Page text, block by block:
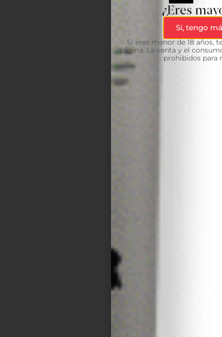
¿Eres
Sí, tengo
Si eres menor de 18 años,
página. La venta y el
prohibidos para